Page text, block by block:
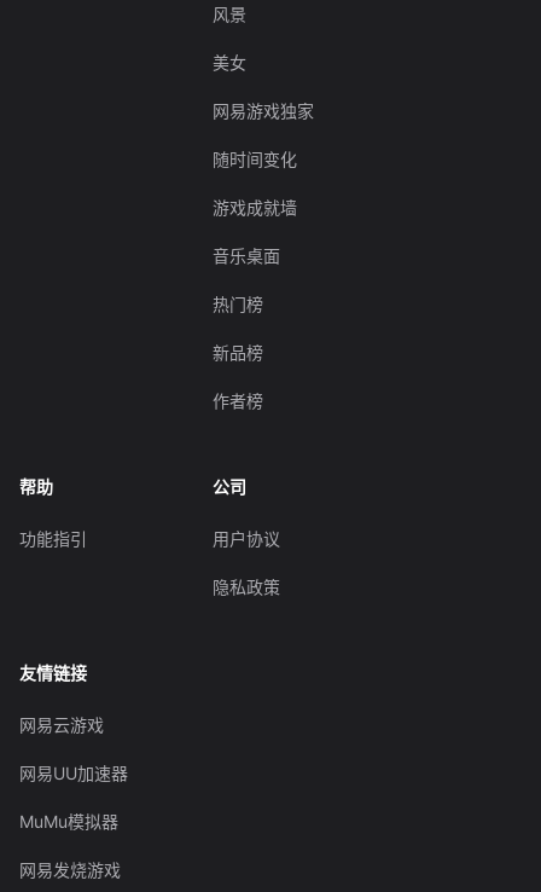
风景
美女
网易游戏独家
随时间变化
游戏成就墙
音乐桌面
热门榜
新品榜
作者榜
帮助
功能指引
公司
用户协议
隐私政策
友情链接
网易云游戏
网易UU加速器
MuMu模拟器
网易发烧游戏